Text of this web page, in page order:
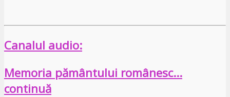
Canalul audio:
Memoria pământului românesc…
continuă